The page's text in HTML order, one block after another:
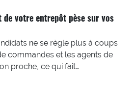
votre entrepôt pèse sur vos
ne se règle plus à coups
commandes et les agents de
proche, ce qui fait…